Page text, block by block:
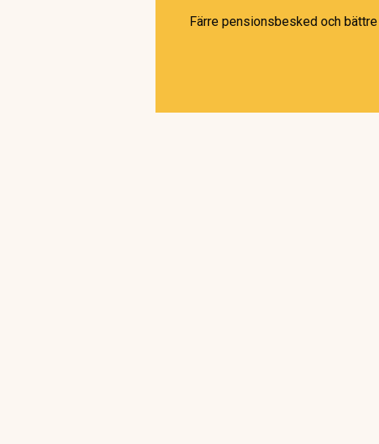
Färre pensionsbesked och